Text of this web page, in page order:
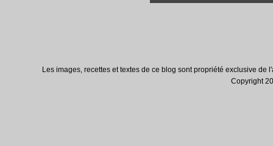
Les images, recettes et textes de ce blog sont propriété exclusive
Copyright